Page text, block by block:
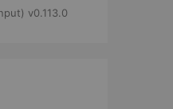
v0.113.0